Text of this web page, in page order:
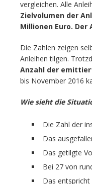
vergleichen. Alle
Zielvolumen der
Millionen Euro.
Die Zahlen zeigen
Anleihen tilgen.
Anzahl der
bis November 2016
Wie sieht die
Die Zahl der
Das
Das getilgte
Bei 27 von
Das